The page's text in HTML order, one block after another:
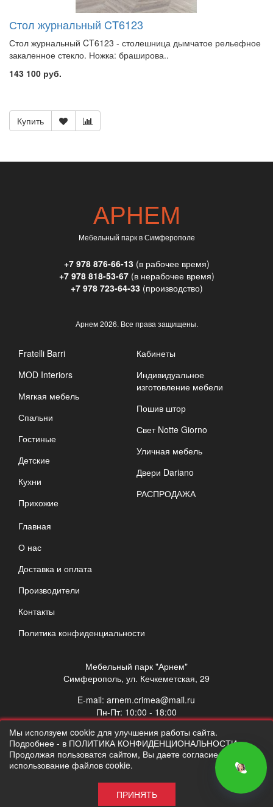
Стол журнальный CT6123
Стол журнальный CT6123 - столешница дымчатое рельефное
закаленное стекло. Ножка: браширова..
143 100 руб.
Купить
АРНЕМ
Мебельный парк в Симферополе
+7 978 876-66-13(в рабочее время)
+7 978 818-53-67(в нерабочее время)
+7 978 723-64-33(производство)
Арнем2026. Все права защищены.
Fratelli Barri
MOD Interiors
Мягкая мебель
Спальни
Гостиные
Детские
Кухни
Прихожие
Кабинеты
Индивидуальное
изготовление мебели
Пошив штор
Свет Notte Giorno
Уличная мебель
Двери Dariano
РАСПРОДАЖА
Главная
О нас
Доставка и оплата
Производители
Контакты
Политика конфиденциальности
Мебельный парк "Арнем"
Симферополь, ул. Кечкеметская, 29
E-mail:arnem.crimea@mail.ru
Пн-Пт: 10:00 - 18:00
Сб: 10:00 - 17:00
Вс: выходной
Мы исползуем cookie для улучшения работы сайта.
Подробнее - в ПОЛИТИКА КОНФИДЕНЦИОНАЛЬНОСТИ.
Продолжая пользоватся сайтом, Вы даете согласие на
использование файлов cookie.
ПРИНЯТЬ